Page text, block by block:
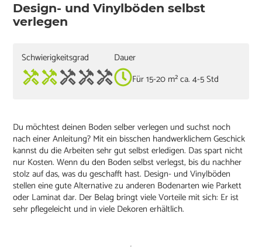
Design- und Vinylböden selbst
verlegen
Schwierigkeitsgrad
Dauer
Für 15-20 m² ca. 4-5 Std
Du möchtest deinen Boden selber verlegen und suchst noch
nach einer Anleitung? Mit ein bisschen handwerklichem Geschick
kannst du die Arbeiten sehr gut selbst erledigen. Das spart nicht
nur Kosten. Wenn du den Boden selbst verlegst, bis du nachher
stolz auf das, was du geschafft hast. Design- und Vinylböden
stellen eine gute Alternative zu anderen Bodenarten wie Parkett
oder Laminat dar. Der Belag bringt viele Vorteile mit sich: Er ist
sehr pflegeleicht und in viele Dekoren erhältlich.